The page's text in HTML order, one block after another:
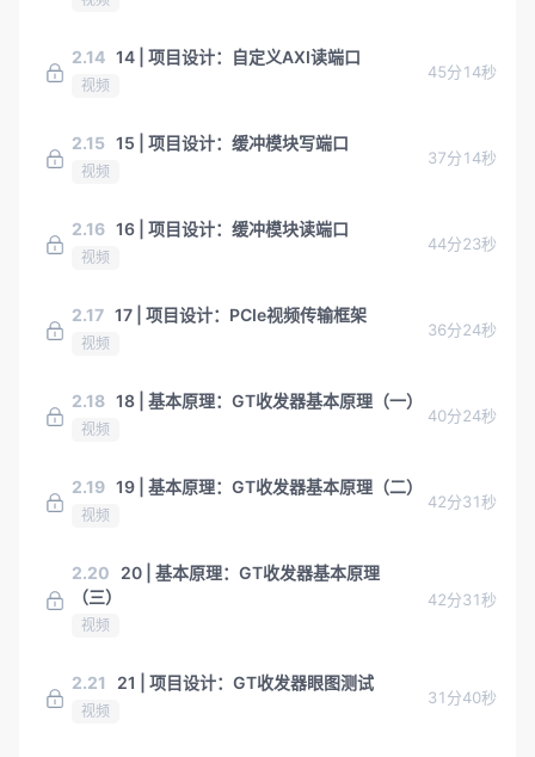
2.14 14 | 项目设计：自定义AXI读端口
视频
45分14秒
2.15 15 | 项目设计：缓冲模块写端口
视频
37分14秒
2.16 16 | 项目设计：缓冲模块读端口
视频
44分23秒
2.17 17 | 项目设计：PCIe视频传输框架
视频
36分24秒
2.18 18 | 基本原理：GT收发器基本原理（一）
视频
40分24秒
2.19 19 | 基本原理：GT收发器基本原理（二）
视频
42分31秒
2.20
20 | 基本原理：GT收发器基本原理
（三）
视频
42分31秒
2.21 21 | 项目设计：GT收发器眼图测试
视频
31分40秒